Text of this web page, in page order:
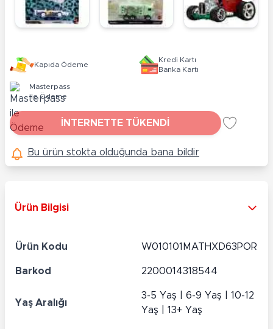
Kapıda Ödeme
Kredi Kartı
Banka Kartı
Masterpass
ile Ödeme
İNTERNETTE TÜKENDİ
Bu ürün stokta olduğunda bana bildir
Ürün Bilgisi
Ürün Kodu W010101MATHXD63POR
Barkod 2200014318544
Yaş Aralığı
3-5 Yaş | 6-9 Yaş | 10-12
Yaş | 13+ Yaş